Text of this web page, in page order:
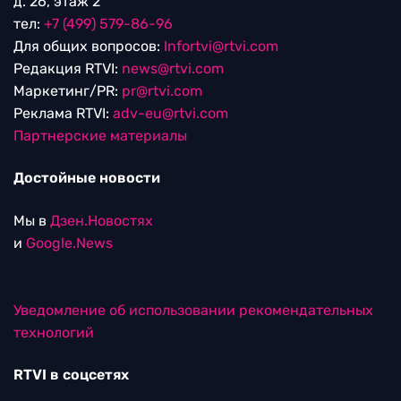
тел: +7 (499) 579-86-96
Для общих вопросов: Infortvi@rtvi.com
Редакция RTVI: news@rtvi.com
Маркетинг/PR: pr@rtvi.com
Реклама RTVI: adv-eu@rtvi.com
Партнерские материалы
Достойные новости
Мы в Дзен.Новостях
и Google.News
Уведомление об использовании рекомендательных
технологий
RTVI в соцсетях